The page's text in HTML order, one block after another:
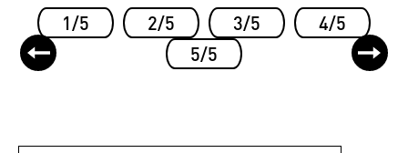
1/5 2/5 3/5
4/5
5/5